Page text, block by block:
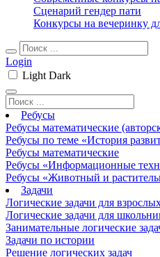
Сценарий гендер пати
Конкурсы на вечеринку
Login
Light Dark
Ребусы
Ребусы математические
Ребусы по теме «История
Ребусы математические
Ребусы «Информационные
Ребусы «Животный и
Задачи
Логические задачи для
Логические задачи для
Занимательные логические
Задачи по истории
Решение логических задач